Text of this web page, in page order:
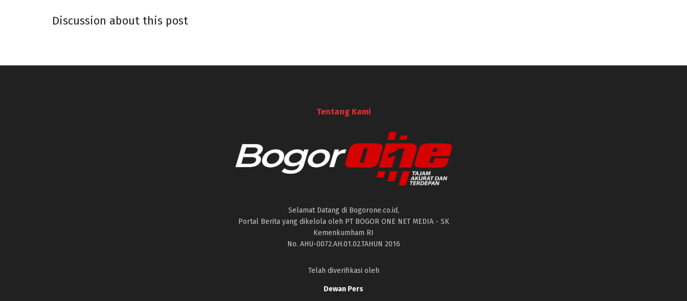
Discussion about this post
Tentang Kami
Selamat Datang di Bogorone.co.id,
Portal Berita yang dikelola oleh PT BOGOR ONE NET MEDIA - SK
Kemenkumham RI
No. AHU-0072.AH.01.02.TAHUN 2016
Telah diverifikasi oleh
Dewan Pers